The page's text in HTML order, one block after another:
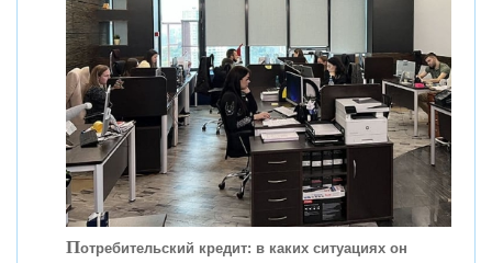
Скорость - один из главных трендов в
кредитовании бизнеса - «Интервью»
Потребительский кредит: в каких ситуациях он